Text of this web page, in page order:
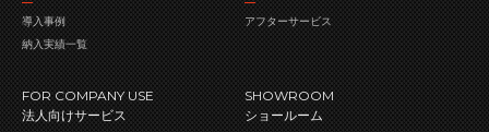
導入事例
納入実績一覧
アフターサービス
FOR COMPANY USE
法人向けサービス
SHOWROOM
ショールーム